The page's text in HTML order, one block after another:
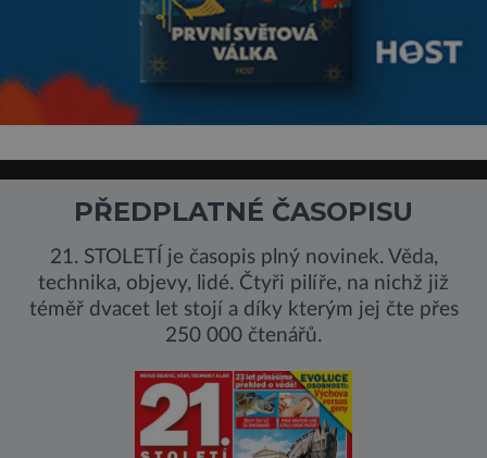
PŘEDPLATNÉ ČASOPISU
21. STOLETÍ je časopis plný novinek. Věda,
technika, objevy, lidé. Čtyři pilíře, na nichž již
téměř dvacet let stojí a díky kterým jej čte přes
250 000 čtenářů.